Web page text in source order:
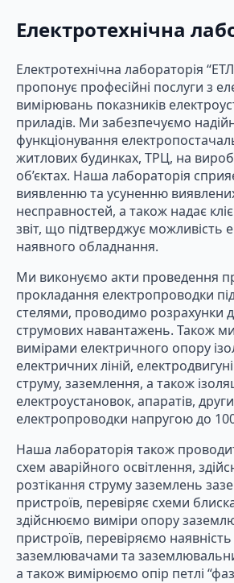
Електротехнічна
Електротехнічна лабораторія
пропонує професійні послуги з
вимірювань показників
приладів. Ми забезпечуємо
функціонування
житлових будинках, ТРЦ, на
об’єктах. Наша лабораторія
виявленню та усуненню
несправностей, а також надає
звіт, що підтверджує можливість
наявного обладнання.
Ми виконуємо акти проведення
прокладання електропроводки
стелями, проводимо розрахунки
струмових навантажень. Також
вимірами електричного опору
електричних ліній,
струму, заземлення, а також
електроустановок, апаратів,
електропроводки напругою до
Наша лабораторія також
схем аварійного освітлення,
розтікання струму заземлень
пристроїв, перевіряє схеми
здійснюємо виміри опору
пристроїв, перевіряємо наявність
заземлювачами та
а також вимірюємо опір петлі